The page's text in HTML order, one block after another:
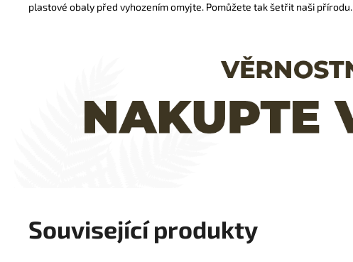
plastové obaly před vyhozením omyjte. Pomůžete tak šetřit naši přírodu.
Související produkty